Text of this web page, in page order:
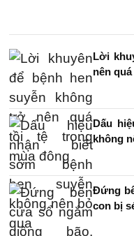
Lời
nên
Dấu
không
Đứng
con bị